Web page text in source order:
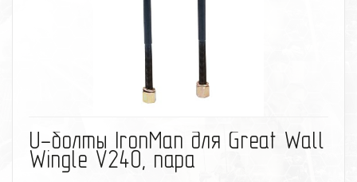
U-болты IronMan для Great Wall
Wingle V240, пара